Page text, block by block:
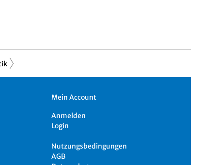
Mein Account
Anmelden
Login
Nutzungsbedingungen
AGB